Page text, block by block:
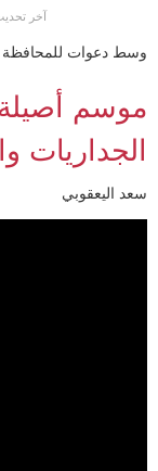
: آخر
وسط دعوات للمحافظة
الجداريات
سعد اليعقوبي